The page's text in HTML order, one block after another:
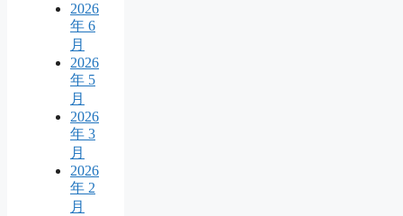
2026
年 6
月
2026
年 5
月
2026
年 3
月
2026
年 2
月